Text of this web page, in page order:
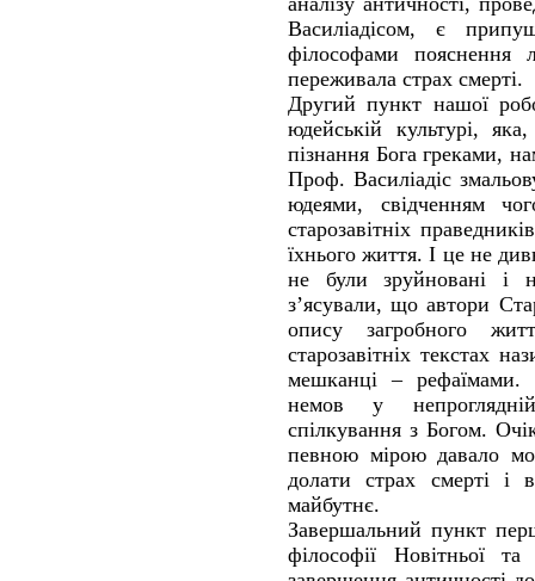
Василіадісом, є
філософами пояснення
переживала страх смерті.
Другий пункт нашої
юдейській культурі,
пізнання Бога греками,
Проф. Василіадіс
юдеями, свідченням
старозавітніх
їхнього життя. І це не
не були зруйновані і
з’ясували, що автори
опису загробного
старозавітніх текстах
мешканці – рефаїмами.
немов у
спілкування з Богом.
певною мірою давало
долати страх смерті і
майбутнє.
Завершальний пункт
філософії Новітньої